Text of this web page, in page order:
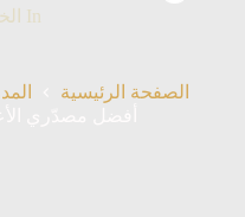
In
الصفحة الرئيسية